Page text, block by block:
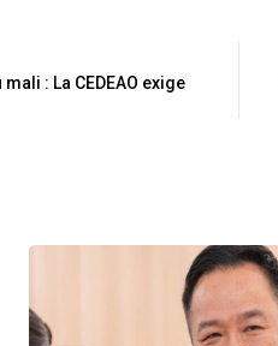
: La CEDEAO exige